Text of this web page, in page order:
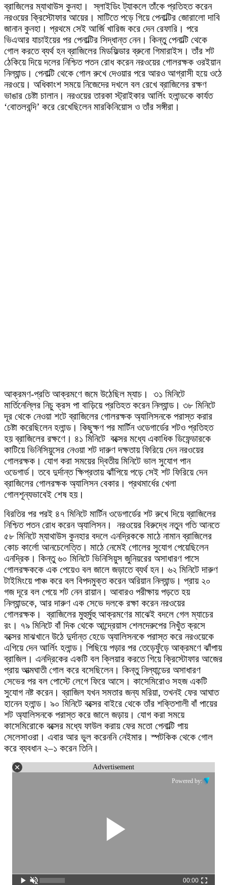
ব্রাজিলের ম্যাথাউস কুনহা। স্লাইডিং ট্যাকলে তাঁকে প্রতিহত করেন
নরওয়ের ক্রিস্টোফার আয়ের। মাটিতে পড়ে গিয়ে পেনাল্টির জোরালো দাবি
জানান কুনহা। প্রথমে সেই আর্জি খারিজ করে দেন রেফারি। পরে
ভিএআর যাচাইয়ের পর পেনাল্টির সিদ্ধান্ত নেন। কিন্তু পেনাল্টি থেকে
গোল করতে ব্যর্থ হন ব্রাজিলের মিডফিল্ডার ব্রুনো গিমারাইস। তাঁর শট
ঠেকিয়ে দিয়ে দলের নিশ্চিত পতন রোধ করেন নরওয়ের গোলরক্ষক ওরইয়ান
নিল্যান্ড। পেনাল্টি থেকে গোল রুখে দেওয়ার পরে আরও আগ্রাসী হয়ে ওঠে
নরওয়ে। অধিকাংশ সময়ে নিজেদের দখলে বল রেখে ব্রাজিলের রক্ষণ
ভাঙার চেষ্টা চালান। নরওয়ের তারকা স্ট্রাইকার আর্লিং হলান্ডকে কার্যত
‘বোতলবন্দি’ করে রেখেছিলেন মারকিনিয়োস ও তাঁর সঙ্গীরা।
আক্রমণ-প্রতি আক্রমণে জমে উঠেছিল ম্যাচ। ৩১ মিনিটে
মার্তিনেল্লির নিচু ক্রস পা বাড়িয়ে প্রতিহত করেন নিল্যান্ড। ৩৮ মিনিটে
দূর থেকে নেওয়া শটে ব্রাজিলের গোলরক্ষক অ্যালিসনকে পরাস্ত করার
চেষ্টা করেছিলেন হলান্ড। কিছুক্ষণ পর মার্টিন ওডেগার্ডের শটও প্রতিহত
হয় ব্রাজিলের রক্ষণে। ৪১ মিনিটে বক্সের মধ্যে একাধিক ডিফেন্ডারকে
কাটিয়ে ভিনিসিয়ুসের নেওয়া শট দারুণ দক্ষতায় ফিরিয়ে দেন নরওয়ের
গোলরক্ষক। যোগ করা সময়ের দ্বিতীয় মিনিটে ভাল সুযোগ পান
ওডেগার্ড। তবে দুর্দান্ত ক্ষিপ্রতায় ঝাঁপিয়ে পড়ে সেই শট ফিরিয়ে দেন
ব্রাজিলের গোলরক্ষক অ্যালিসন বেকার। প্রথমার্ধের খেলা
গোলশূন্যভাবেই শেষ হয়।
বিরতির পর পরই ৪৭ মিনিটে মার্টিন ওডেগার্ডের শট রুখে দিয়ে ব্রাজিলের
নিশ্চিত পতন রোধ করেন অ্যালিসন। নরওয়ের বিরুদ্ধে নতুন গতি আনতে
৫৮ মিনিটে ম্যাথাউস কুনহার বদলে এনদ্রিককে মাঠে নামান ব্রাজিলের
কোচ কার্লো আনচেলেত্তি। মাঠে নেমেই গোলের সুযোগ পেয়েছিলেন
এনদ্রিক। কিন্তু ৬০ মিনিটে ভিনিসিয়ুস জুনিয়রের অসাধারণ পাসে
গোলরক্ষককে এক পেয়েও বল জালে জড়াতে ব্যর্থ হন। ৬২ মিনিটে দারুণ
টাইমিংয়ে পাঞ্চ করে বল বিপদমুক্ত করেন অরিয়ান নিল্যান্ড। প্রায় ২০
গজ দূরে বল পেয়ে শট নেন রায়ান। আবারও পরীক্ষায় পড়তে হয়
নিল্যান্ডকে, আর দারুণ এক সেভে দলকে রক্ষা করেন নরওয়ের
গোলরক্ষক। ব্রাজিলের মুহুর্মুহু আক্রমণের মাঝেই বদলে গেল ম্যাচের
রং। ৭৯ মিনিটে বাঁ দিক থেকে আন্দ্রেয়াস শেলদেরুপের নিখুঁত ক্রসে
বক্সের মাঝখানে উঠে দুর্দান্ত হেডে অ্যালিসনকে পরাস্ত করে নরওয়েকে
এগিয়ে দেন আর্লিং হলান্ড। পিছিয়ে পড়ার পর তেড়েফুঁড়ে আক্রমণে ঝাঁপায়
ব্রাজিল। এনদ্রিকের একটি বল ক্লিয়ার করতে গিয়ে ক্রিস্টোফার আজের
প্রায় আত্মঘাতী গোল করে বসেছিলেন। কিন্তু নিল্যান্ডের অসাধারণ
সেভের পর বল পোস্টে লেগে ফিরে আসে। কাসেমিরোও সহজ একটি
সুযোগ নষ্ট করেন। ব্রাজিল যখন সমতার জন্য মরিয়া, তখনই ফের আঘাত
হানেন হলান্ড। ৯০ মিনিটে বক্সের বাইরে থেকে তাঁর শক্তিশালী বাঁ পায়ের
শট অ্যালিসনকে পরাস্ত করে জালে জড়ায়। যোগ করা সময়ে
কাসেমিরোকে বক্সের মধ্যে ফাউল করায় ফের মতো পেনাল্টি পায়
সেলেসাওরা। এবার আর ভুল করেননি নেইমার। স্পটকিক থেকে গোল
করে ব্যবধান ২–১ করেন তিনি।
Advertisement
Powered by:
00:00